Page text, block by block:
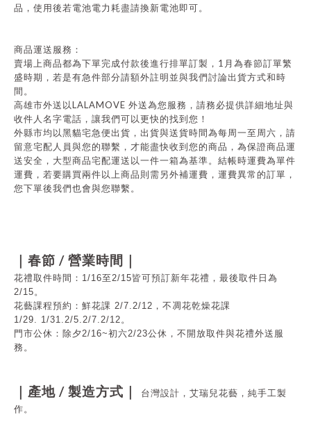
品，使用後若電池電力耗盡請換新電池即可。
商品運送服務：
賣場上商品都為下單完成付款後進行排單訂製， 1 月為春節訂單繁
盛時期，若是有急件部分請額外註明並與我們討論出貨方式和時
間。
高雄市外送以LALAMOVE 外送為您服務，請務必提供詳細地址與
收件人名字電話，讓我們可以更快的找到您！
外縣市均以黑貓宅急便出貨，出貨與送貨時間為每周一至周六，請
留意宅配人員與您的聯繫，才能盡快收到您的商品，為保證商品運
送安全，大型商品宅配運送以一件一箱為基準。結帳時運費為單件
運費，若要購買兩件以上商品則需另外補運費，運費異常的訂單，
您下單後我們也會與您聯繫。
｜春節 / 營業時間｜
花禮取件時間：1/16至2/15皆可預訂新年花禮，最後取件日為
2/15。
花藝課程預約：鮮花課 2/7.2/12，不凋花乾燥花課
1/29. 1/31.2/5.2/7.2/12。
門市公休： 除夕2/16~初六2/23公休，不開放取件與花禮外送服
務。
｜產地 / 製造方式｜
台灣設計，艾瑞兒花藝，純手工製
作。